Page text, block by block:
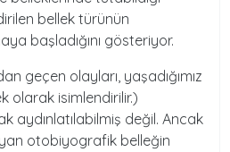
bellek türünün
başladığını gösteriyor.
geçen olayları, yaşadığımız
olarak isimlendirilir.)
aydınlatılabilmiş değil. Ancak
otobiyografik belleğin